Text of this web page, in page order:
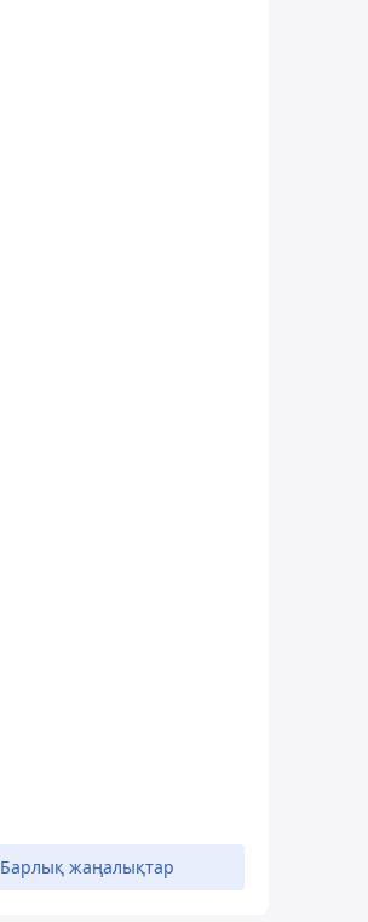
Барлық жаңалықтар